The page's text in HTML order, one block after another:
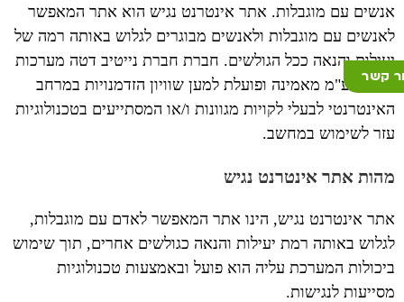
קשר
אנשים עם מוגבלות. אתר אינטרנט נגיש הוא אתר המאפשר
לאנשים עם מוגבלות ולאנשים מבוגרים לגלוש באותה רמה של
יעילות והנאה ככל הגולשים. חברת חברת נייטיב דטה מערכות
1995 בע"מ
מאמינה ופועלת למען שוויון הזדמנויות במרחב
האינטרנטי לבעלי לקויות מגוונות ו/או המסתייעים בטכנולוגיות
עזר לשימוש במחשב.
מהות אתר אינטרנט נגיש
אתר אינטרנט נגיש, הינו אתר המאפשר לאדם עם מוגבלות,
לגלוש באותה רמת יעילות והנאה כגולשים אחרים, תוך שימוש
ביכולות המערכת עליה הוא פועל ובאמצעות טכנולוגיות
מסייעות לנגישות.